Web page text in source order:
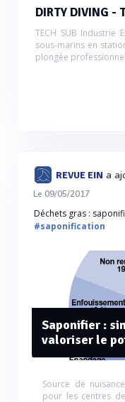
DIRTY DIVING -
TECH SUB Industrie
sous-marins en
plongée
REVUE EIN a
Le 09/05/2017
Déchets gras :
#saponification
Saponifier :
valoriser le
Source de
pour les centres